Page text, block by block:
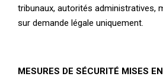
tribunaux, autorités administratives,
sur demande légale uniquement.
MESURES DE SÉCURITÉ MISES